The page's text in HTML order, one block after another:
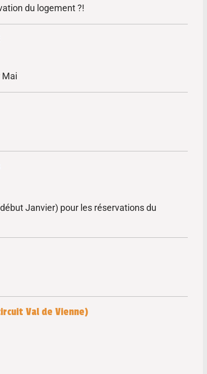
du logement ?!
Mai
Janvier) pour les réservations du
Val de Vienne)